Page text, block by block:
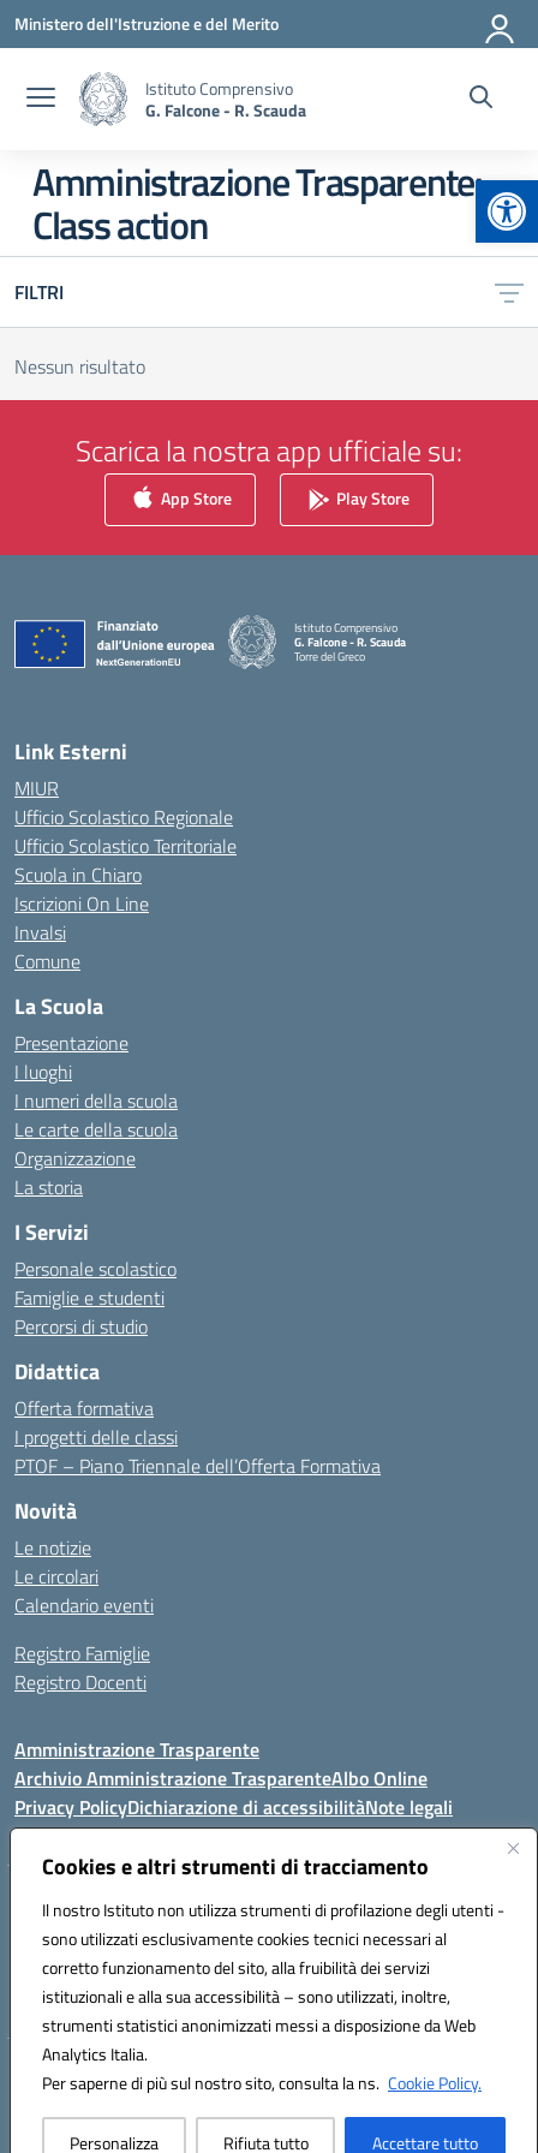
Cookies e altri strumenti di tracciamento
Il nostro Istituto non utilizza strumenti di profilazione degli utenti -
sono utilizzati esclusivamente cookies tecnici necessari al
corretto funzionamento del sito, alla fruibilità dei servizi
istituzionali e alla sua accessibilità – sono utilizzati, inoltre,
strumenti statistici anonimizzati messi a disposizione da Web
Analytics Italia.
Per saperne di più sul nostro sito, consulta la ns. Cookie Policy.
Personalizza Rifiuta tutto Accettare tutto
Vai ai contenuti
Vai al menu di navigazione
Vai al footer
Ministero dell'Istruzione e del Merito
Istituto Comprensivo
G. Falcone - R. Scauda
Amministrazione Trasparente:
Class action
FILTRI
Nessun risultato
Scarica la nostra app ufficiale su:
App Store Play Store
Istituto Comprensivo
G. Falcone - R. Scauda
Torre del Greco
Link Esterni
MIUR
Ufficio Scolastico Regionale
Ufficio Scolastico Territoriale
Scuola in Chiaro
Iscrizioni On Line
Invalsi
Comune
La Scuola
Presentazione
I luoghi
I numeri della scuola
Le carte della scuola
Organizzazione
La storia
I Servizi
Personale scolastico
Famiglie e studenti
Percorsi di studio
Didattica
Offerta formativa
I progetti delle classi
PTOF – Piano Triennale dell’Offerta Formativa
Novità
Le notizie
Le circolari
Calendario eventi
Registro Famiglie
Registro Docenti
Amministrazione Trasparente
Archivio Amministrazione TrasparenteAlbo Online
Privacy PolicyDichiarazione di accessibilitàNote legali
Istituto Comprensivo Statale
Via Cupa Campanariello, 5 - 80059, Torre del Greco (NA)
Tel. +39 0818834377 - Fax +39 0818834377 - Cod.Fisc. 95170530638
Email: naic8df00a@istruzione.it - PEC: naic8df00a@pec.istruzione.it
Hosting & Powered by 3D Solution S.r.l.
Concept & Design by Designers Italia